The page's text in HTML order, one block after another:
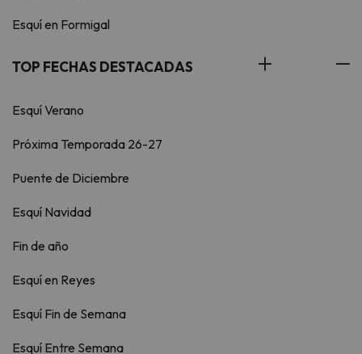
Esquí en Formigal
TOP FECHAS DESTACADAS
Esquí Verano
Próxima Temporada 26-27
Puente de Diciembre
Esquí Navidad
Fin de año
Esquí en Reyes
Esquí Fin de Semana
Esquí Entre Semana